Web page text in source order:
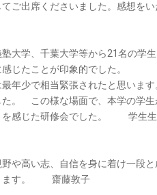
ご出席くださいました。感想を
大学、千葉大学等から21名の学
じたことが印象的でした。
年少で相当緊張されたと思いま
。 この様な場面で、本学の学生
を感じた研修会でした。 学生
や高い志、自信を身に着け一段
ります。 齋藤敦子